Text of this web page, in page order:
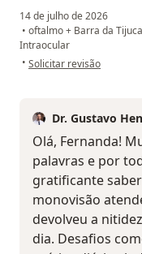
14 de julho de 2026
• oftalmo + Barra da Tijuca
Intraocular
• na opinião do utilizador
Solicitar revisão
Dr. Gustavo
Olá, Fernanda!
palavras e por
gratificante
monovisão
devolveu a
dia. Desafios